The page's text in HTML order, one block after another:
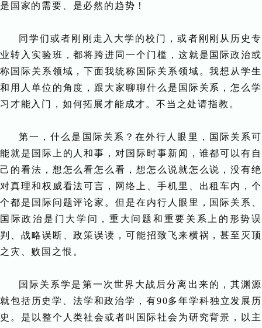
是国家的需要、是必然的趋势！
同学们或者刚刚走入大学的校门，或者刚刚从历史专
业转入实验班，都将跨进同一个门槛，这就是国际政治或
称国际关系领域，下面我统称国际关系领域。我想从学生
和用人单位的角度，跟大家聊聊什么是国际关系，怎么学
习才能入门，如何拓展才能成才。不当之处请指教。
第一，什么是国际关系？在外行人眼里，国际关系可
能就是国际上的人和事，对国际时事新闻，谁都可以有自
己的看法，想怎么看怎么看，想怎么说就怎么说，没有绝
对真理和权威看法可言，网络上、手机里、出租车内，个
个都是国际问题评论家。但是在内行人眼里，国际关系、
国际政治是门大学问，重大问题和重要关系上的形势误
判、战略误断、政策误读，可能招致飞来横祸，甚至灭顶
之灾、败国之恨。
国际关系学是第一次世界大战后分离出来的，其渊源
就包括历史学、法学和政治学，有90多年学科独立发展历
史。是以整个人类社会或者叫国际社会为研究背景，以主